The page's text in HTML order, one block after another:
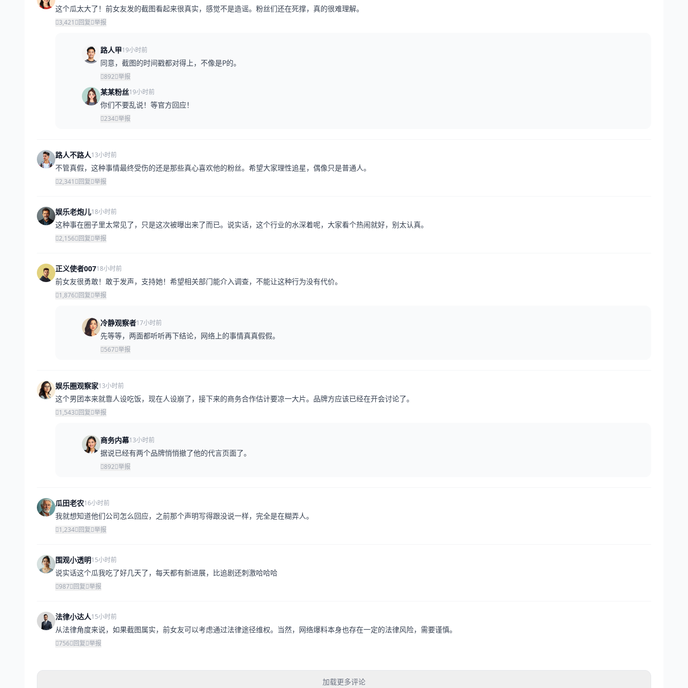
这个瓜太大了！前女友发的截图看起来很真实，感觉不是造谣。粉丝们还在死撑，真的很难理解。
3,421 回复 举报
路人甲19小时前
同意，截图的时间戳都对得上，不像是P的。
892 举报
某某粉丝19小时前
你们不要乱说！等官方回应！
234 举报
路人不路人13小时前
不管真假，这种事情最终受伤的还是那些真心喜欢他的粉丝。希望大家理性追星，偶像只是普通人。
2,341 回复 举报
娱乐老炮儿18小时前
这种事在圈子里太常见了，只是这次被曝出来了而已。说实话，这个行业的水深着呢，大家看个热闹就好，别太认真。
2,156 回复 举报
正义使者00718小时前
前女友很勇敢！敢于发声，支持她！希望相关部门能介入调查，不能让这种行为没有代价。
1,876 回复 举报
冷静观察者17小时前
先等等，两面都听听再下结论，网络上的事情真真假假。
567 举报
娱乐圈观察家13小时前
这个男团本来就靠人设吃饭，现在人设崩了，接下来的商务合作估计要凉一大片。品牌方应该已经在开会讨论了。
1,543 回复 举报
商务内幕13小时前
据说已经有两个品牌悄悄撤了他的代言页面了。
892 举报
瓜田老农16小时前
我就想知道他们公司怎么回应，之前那个声明写得跟没说一样，完全是在糊弄人。
1,234 回复 举报
围观小透明15小时前
说实话这个瓜我吃了好几天了，每天都有新进展，比追剧还刺激哈哈哈
987 回复 举报
法律小达人15小时前
从法律角度来说，如果截图属实，前女友可以考虑通过法律途径维权。当然，网络爆料本身也存在一定的法律风险，需要谨慎。
756 回复 举报
加载更多评论